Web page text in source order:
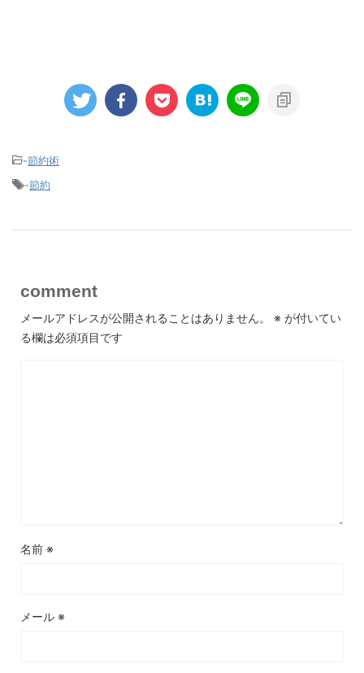
-節約術
-節約
comment
メールアドレスが公開されることはありません。 ※ が付いてい
る欄は必須項目です
名前 ※
メール ※